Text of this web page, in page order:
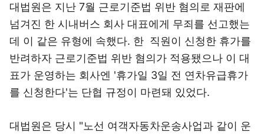
대법원은 지난 7월 근로기준법 위반 혐의로 재판에
넘겨진 한 시내버스 회사 대표에게 무죄를 선고했는
데 이 같은 유형에 속했다. 한 직원이 신청한 휴가를
반려하자 근로기준법 위반 혐의가 적용됐으나 이 대
표가 운영하는 회사엔 '휴가일 3일 전 연차유급휴가
를 신청한다'는 단협 규정이 마련돼 있었다.
대법원은 당시 "노선 여객자동차운송사업과 같이 운